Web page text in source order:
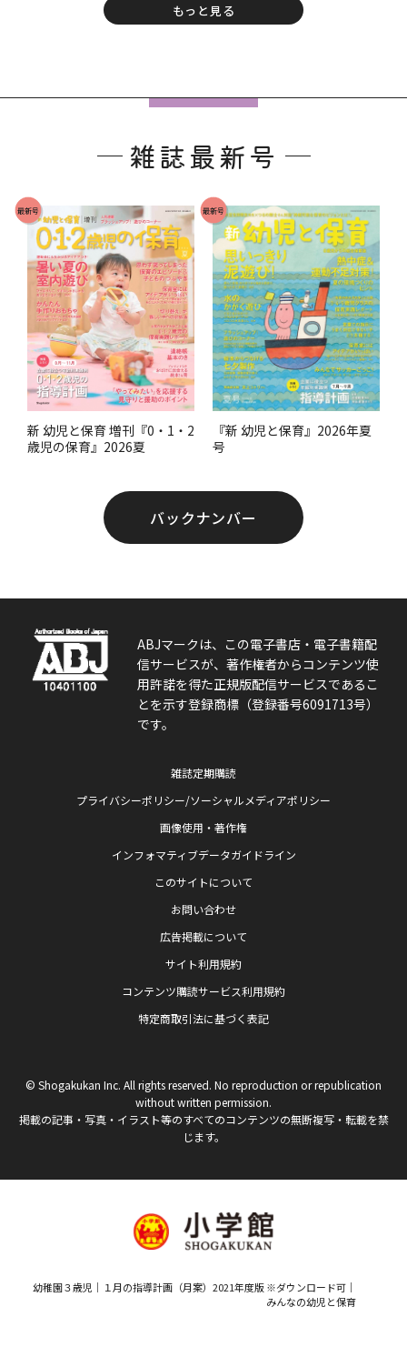
もっと見る
雑誌最新号
最新号
新 幼児と保育 増刊『0・1・2
歳児の保育』2026夏
最新号
『新 幼児と保育』2026年夏
号
バックナンバー
ABJマークは、この電子書店・電子書籍配
信サービスが、著作権者からコンテンツ使
用許諾を得た正規版配信サービスであるこ
とを示す登録商標（登録番号6091713号）
です。
雑誌定期購読
プライバシーポリシー/ソーシャルメディアポリシー
画像使用・著作権
インフォマティブデータガイドライン
このサイトについて
お問い合わせ
広告掲載について
サイト利用規約
コンテンツ購読サービス利用規約
特定商取引法に基づく表記
© Shogakukan Inc. All rights reserved. No reproduction or republication
without written permission.
掲載の記事・写真・イラスト等のすべてのコンテンツの無断複写・転載を禁
じます。
幼稚園３歳児｜１月の指導計画（月案）2021年度版 ※ダウンロード可｜
みんなの幼児と保育